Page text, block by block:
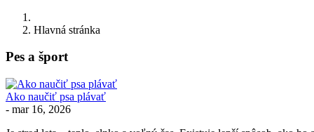
Hlavná stránka
Pes a šport
Ako naučiť psa plávať
- mar 16, 2026